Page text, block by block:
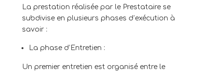
La prestation réalisée par le Prestataire se
subdivise en plusieurs phases d’exécution à
savoir :
La phase d’Entretien :
Un premier entretien est organisé entre le